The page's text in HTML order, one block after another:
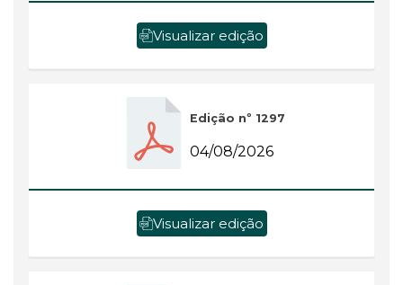
Visualizar edição
Edição nº 1297
04/08/2026
Visualizar edição